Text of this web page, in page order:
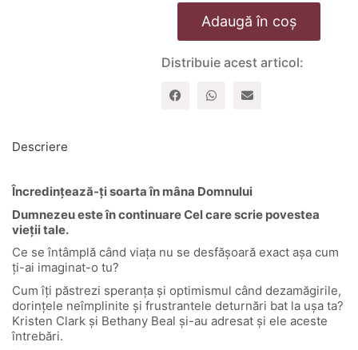
Cantitate
naruite
Adaugă în coș
Distribuie acest articol:
Descriere
Încredințează-ți soarta în mâna Domnului
Dumnezeu este în continuare Cel care scrie povestea
vieţii tale.
Ce se întâmplă când viața nu se desfășoară exact așa cum
ți-ai imaginat-o tu?
Cum îți păstrezi speranța și optimismul când dezamăgirile,
dorințele neîmplinite și frustrantele deturnări bat la ușa ta?
Kristen Clark și Bethany Beal și-au adresat și ele aceste
întrebări.